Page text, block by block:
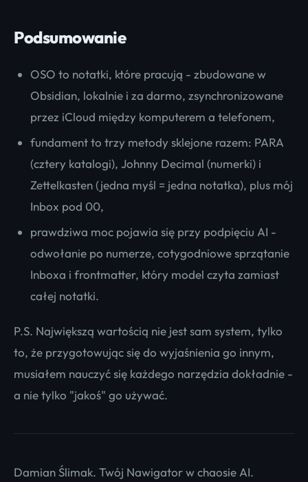
Podsumowanie
OSO to notatki, które pracują - zbudowane w
Obsidian, lokalnie i za darmo, zsynchronizowane
przez iCloud między komputerem a telefonem,
fundament to trzy metody sklejone razem: PARA
(cztery katalogi), Johnny Decimal (numerki) i
Zettelkasten (jedna myśl = jedna notatka), plus mój
Inbox pod 00,
prawdziwa moc pojawia się przy podpięciu AI -
odwołanie po numerze, cotygodniowe sprzątanie
Inboxa i frontmatter, który model czyta zamiast
całej notatki.
P.S. Największą wartością nie jest sam system, tylko
to, że przygotowując się do wyjaśnienia go innym,
musiałem nauczyć się każdego narzędzia dokładnie -
a nie tylko "jakoś" go używać.
Damian Ślimak. Twój Nawigator w chaosie AI.